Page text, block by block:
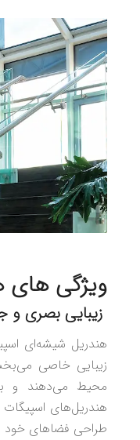
ویژگی ‌های
زیبایی بصری و
هندریل شیشه‌ای
زیبایی خاصی
محیط می‌دهند و
هندریل‌های
طراحی فضاهای